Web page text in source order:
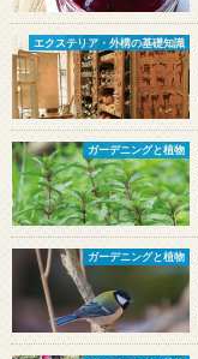
エクステリア・外構の基礎知識
ガーデニングと植物
ガーデニングと植物